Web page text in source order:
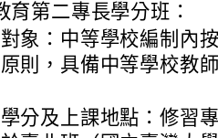
育第二專長學分班：
象：中等學校編制內
則，具備中等學校教
分及上課地點：修習